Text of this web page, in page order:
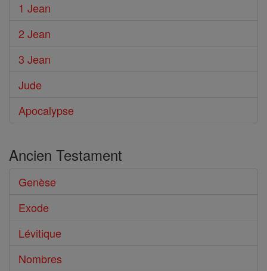
1 Jean
2 Jean
3 Jean
Jude
Apocalypse
Ancien Testament
Genèse
Exode
Lévitique
Nombres